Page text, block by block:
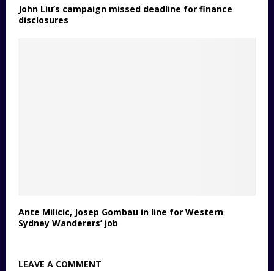
John Liu’s campaign missed deadline for finance
disclosures
Ante Milicic, Josep Gombau in line for Western
Sydney Wanderers’ job
LEAVE A COMMENT